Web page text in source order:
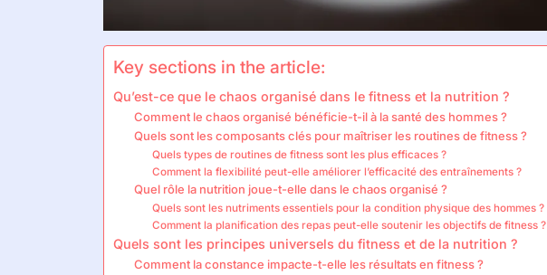
Key sections in the article:
Qu’est-ce que le chaos organisé dans le fitness et la nutrition ?
Comment le chaos organisé bénéficie-t-il à la santé des hommes ?
Quels sont les composants clés pour maîtriser les routines de fitness ?
Quels types de routines de fitness sont les plus efficaces ?
Comment la flexibilité peut-elle améliorer l’efficacité des entraînements ?
Quel rôle la nutrition joue-t-elle dans le chaos organisé ?
Quels sont les nutriments essentiels pour la condition physique des hommes ?
Comment la planification des repas peut-elle soutenir les objectifs de fitness ?
Quels sont les principes universels du fitness et de la nutrition ?
Comment la constance impacte-t-elle les résultats en fitness ?